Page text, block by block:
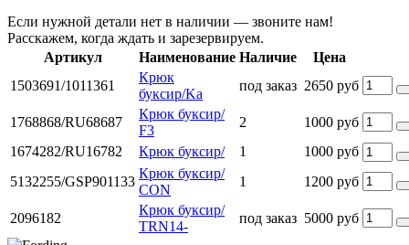
Если нужной детали нет в наличии — звоните нам!
Расскажем, когда ждать и зарезервируем.
Артикул
Наименование Наличие
Цена
1503691/1011361
Крюк
буксир/Ka
под заказ 2650 руб
1768868/RU68687
Крюк буксир/
F3
2
1000 руб
1674282/RU16782
Крюк буксир/ 1
1000 руб
5132255/GSP901133
Крюк буксир/
CON
1 1200 руб
2096182
Крюк буксир/
TRN14-
под заказ 5000 руб